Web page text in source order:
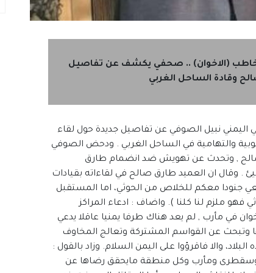
(الاخوان) .. صحفي يكشف عن تفاصيل
وقادة الساحل الغربي
نبيل الصوفي عن تفاصيل جديدة حول لقاء
والتهامية في الساحل الغربي . ودحض الصوفي
, وتحدث عن تهويش ضد انضمام طارق
وقال ان العميد طارق صالح في لقاءاته بقيادات
جنودا معكم للخلاص من الحوثي، اما المستقبل
ملزم لنا كلنا ). واضاف : ادعاء المراكز
في مأرب , لم يعد هناك طرفا يمنيا عاقلا يدعي
وتبحث عن القواسم المشتركة وتعالج المخاوف
والا فاقرؤوا على اليمن السلام. وزاد بالقول :
ومأرب وكل منطقة مايحقق رضاها عن